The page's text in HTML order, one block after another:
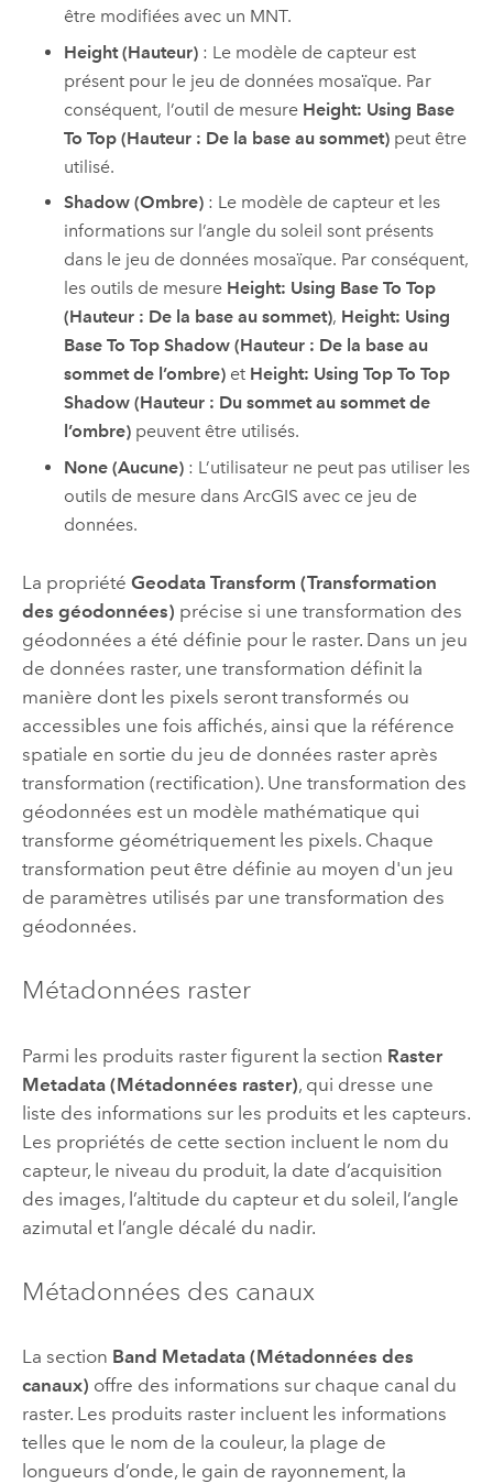
être modifiées avec un MNT.
Height (Hauteur) : Le modèle de capteur est
présent pour le jeu de données mosaïque. Par
conséquent, l’outil de mesure Height: Using Base
To Top (Hauteur : De la base au sommet) peut être
utilisé.
Shadow (Ombre) : Le modèle de capteur et les
informations sur l’angle du soleil sont présents
dans le jeu de données mosaïque. Par conséquent,
les outils de mesure Height: Using Base To Top
(Hauteur : De la base au sommet), Height: Using
Base To Top Shadow (Hauteur : De la base au
sommet de l’ombre) et Height: Using Top To Top
Shadow (Hauteur : Du sommet au sommet de
l’ombre) peuvent être utilisés.
None (Aucune) : L’utilisateur ne peut pas utiliser les
outils de mesure dans ArcGIS avec ce jeu de
données.
La propriété Geodata Transform (Transformation
des géodonnées) précise si une transformation des
géodonnées a été définie pour le raster. Dans un jeu
de données raster, une transformation définit la
manière dont les pixels seront transformés ou
accessibles une fois affichés, ainsi que la référence
spatiale en sortie du jeu de données raster après
transformation (rectification). Une transformation des
géodonnées est un modèle mathématique qui
transforme géométriquement les pixels. Chaque
transformation peut être définie au moyen d'un jeu
de paramètres utilisés par une transformation des
géodonnées.
Métadonnées raster
Parmi les produits raster figurent la section Raster
Metadata (Métadonnées raster), qui dresse une
liste des informations sur les produits et les capteurs.
Les propriétés de cette section incluent le nom du
capteur, le niveau du produit, la date d’acquisition
des images, l’altitude du capteur et du soleil, l’angle
azimutal et l’angle décalé du nadir.
Métadonnées des canaux
La section Band Metadata (Métadonnées des
canaux) offre des informations sur chaque canal du
raster. Les produits raster incluent les informations
telles que le nom de la couleur, la plage de
longueurs d’onde, le gain de rayonnement, la